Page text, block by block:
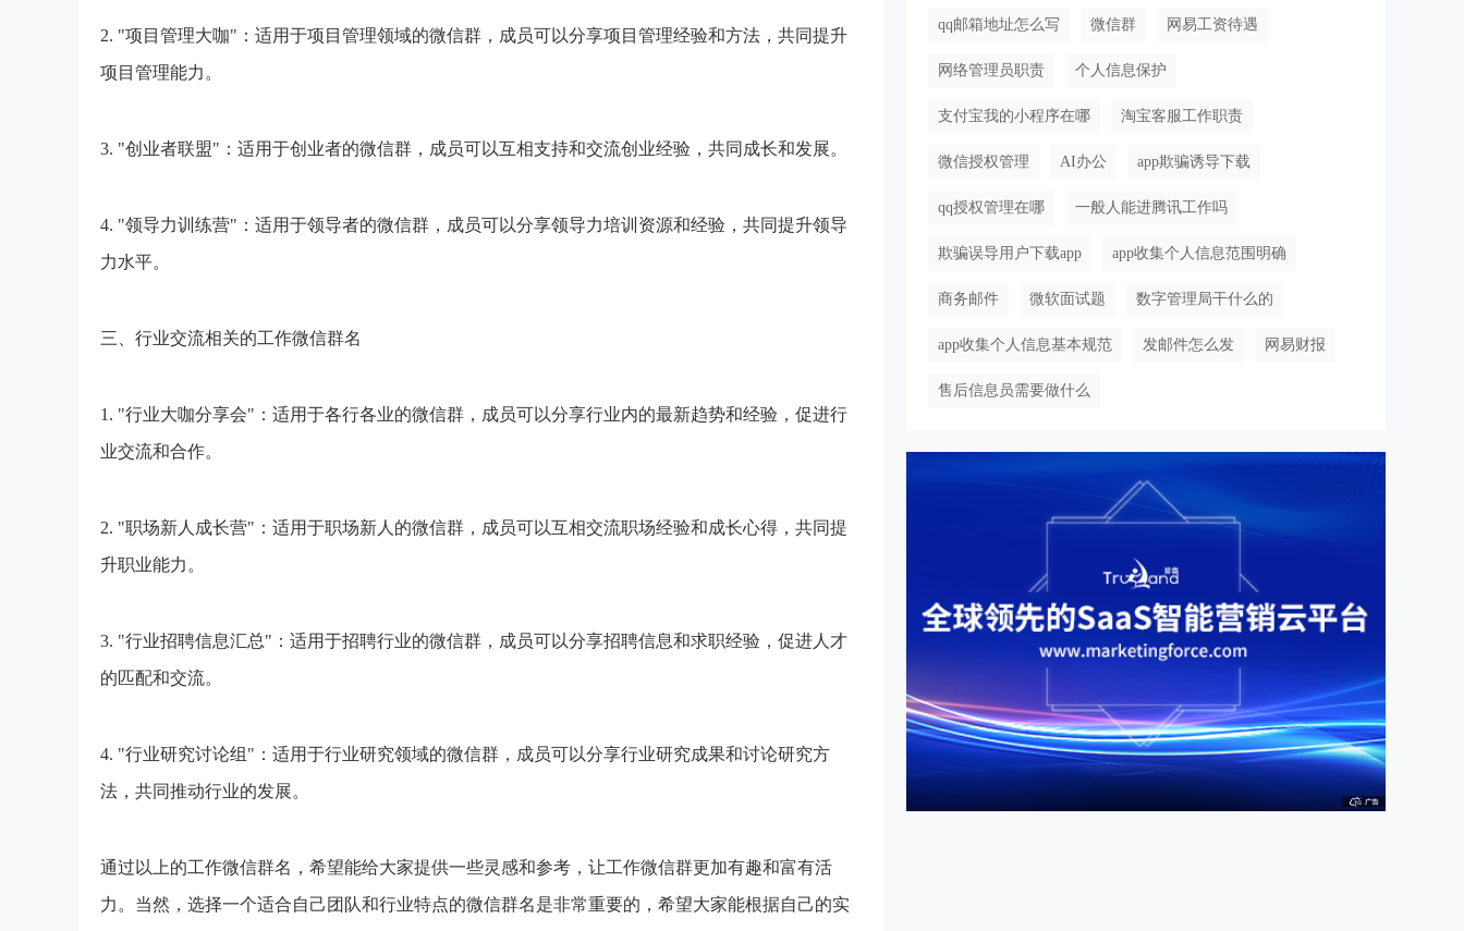
2. "项目管理大咖"：适用于项目管理领域的微信群，成员可以分享项目管理经验和方法，共同提升
项目管理能力。
3. "创业者联盟"：适用于创业者的微信群，成员可以互相支持和交流创业经验，共同成长和发展。
4. "领导力训练营"：适用于领导者的微信群，成员可以分享领导力培训资源和经验，共同提升领导
力水平。
三、行业交流相关的工作微信群名
1. "行业大咖分享会"：适用于各行各业的微信群，成员可以分享行业内的最新趋势和经验，促进行
业交流和合作。
2. "职场新人成长营"：适用于职场新人的微信群，成员可以互相交流职场经验和成长心得，共同提
升职业能力。
3. "行业招聘信息汇总"：适用于招聘行业的微信群，成员可以分享招聘信息和求职经验，促进人才
的匹配和交流。
4. "行业研究讨论组"：适用于行业研究领域的微信群，成员可以分享行业研究成果和讨论研究方
法，共同推动行业的发展。
通过以上的工作微信群名，希望能给大家提供一些灵感和参考，让工作微信群更加有趣和富有活
力。当然，选择一个适合自己团队和行业特点的微信群名是非常重要的，希望大家能根据自己的实
qq邮箱地址怎么写 微信群 网易工资待遇
网络管理员职责 个人信息保护
支付宝我的小程序在哪 淘宝客服工作职责
微信授权管理 AI办公 app欺骗诱导下载
qq授权管理在哪 一般人能进腾讯工作吗
欺骗误导用户下载app app收集个人信息范围明确
商务邮件 微软面试题 数字管理局干什么的
app收集个人信息基本规范 发邮件怎么发 网易财报
售后信息员需要做什么